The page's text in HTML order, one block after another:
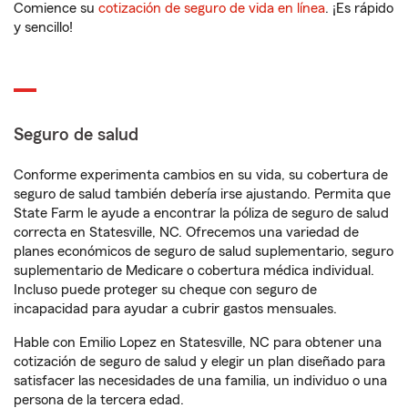
Comience su cotización de seguro de vida en línea. ¡Es rápido
y sencillo!
Seguro de salud
Conforme experimenta cambios en su vida, su cobertura de
seguro de salud también debería irse ajustando. Permita que
State Farm le ayude a encontrar la póliza de seguro de salud
correcta en Statesville, NC. Ofrecemos una variedad de
planes económicos de seguro de salud suplementario, seguro
suplementario de Medicare o cobertura médica individual.
Incluso puede proteger su cheque con seguro de
incapacidad para ayudar a cubrir gastos mensuales.
Hable con Emilio Lopez en Statesville, NC para obtener una
cotización de seguro de salud y elegir un plan diseñado para
satisfacer las necesidades de una familia, un individuo o una
persona de la tercera edad.